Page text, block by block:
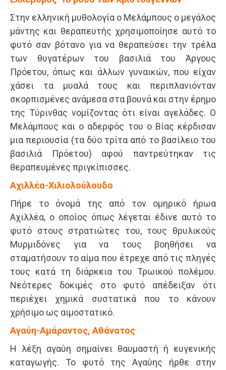
Στην ελληνική μυθολογία ο Μελάμπους ο μεγάλος
μάντης και θεραπευτής χρησιμοποίησε αυτό το
φυτό σαν βότανο για να θεραπεύσει την τρέλα
των θυγατέρων του βασιλιά του Άργους
Πρόετου, όπως και άλλων γυναικών, που είχαν
χάσει τα μυαλά τους και περιπλανιόνταν
σκορπισμένες ανάμεσα στα βουνά και στην έρημο
της Τύρινθας νομίζοντας ότι είναι αγελάδες. Ο
Μελάμπους και ο αδερφός του ο Βίας κέρδισαν
μια περιουσία (τα δύο τρίτα από το βασίλειο του
βασιλιά Πρόετου) αφού παντρεύτηκαν τις
θεραπευμένες πριγκίπισσες.
Αχιλλέα-Χιλιολούλουδο
Πήρε το όνομά της από τον ομηρικό ήρωα
Αχιλλέα, ο οποίος όπως λέγεται έδινε αυτό το
φυτό στους στρατιώτες του, τους θρυλικούς
Μυρμιδόνες για να τους βοηθήσει να
σταματήσουν το αίμα που έτρεχε από τις πληγές
τους κατά τη διάρκεια του Τρωικού πολέμου.
Νεότερες δοκιμές στο φυτό απέδειξαν ότι
περιέχει χημικά συστατικά που το κάνουν
χρήσιμο ως αιμοστατικό.
Αγαύη-Αμάραντος, Αθάνατος
Η λέξη αγαύη σημαίνει θαυμαστή ή ευγενικής
καταγωγής. Το φυτό της Αγαύης ήρθε στην